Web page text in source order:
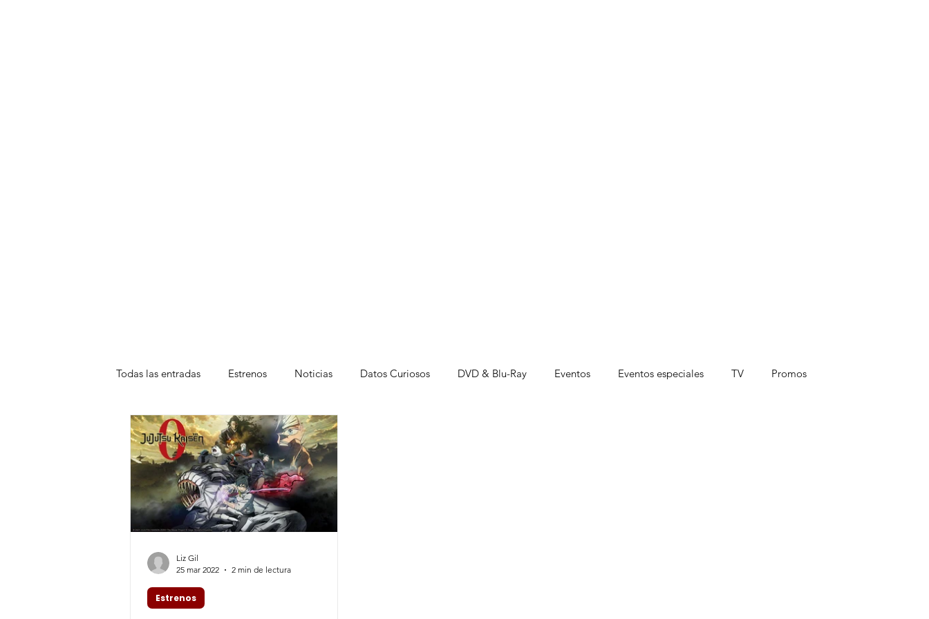
Todas las entradas Estrenos Noticias Datos Curiosos DVD & Blu-Ray Eventos Eventos especiales TV Promos
Teatro Plataformas Entrevistas
Estrenos
Liz Gil
25 mar 2022
2 min de lectura